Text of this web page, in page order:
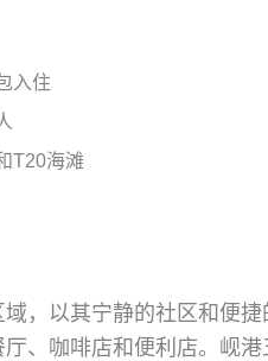
入住
T20海滩
，以其宁静的社区和便
、咖啡店和便利店。岘